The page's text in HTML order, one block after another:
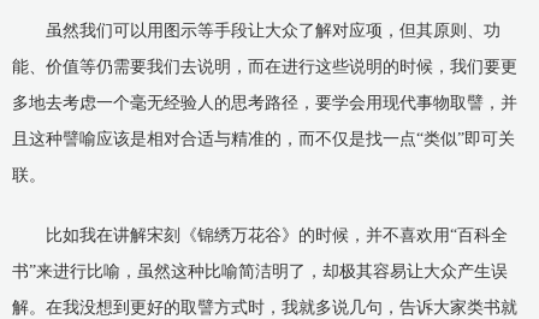
虽然我们可以用图示等手段让大众了解对应项，但其原则、功
能、价值等仍需要我们去说明，而在进行这些说明的时候，我们要更
多地去考虑一个毫无经验人的思考路径，要学会用现代事物取譬，并
且这种譬喻应该是相对合适与精准的，而不仅是找一点“类似”即可关
联。
比如我在讲解宋刻《锦绣万花谷》的时候，并不喜欢用“百科全
书”来进行比喻，虽然这种比喻简洁明了，却极其容易让大众产生误
解。在我没想到更好的取譬方式时，我就多说几句，告诉大家类书就